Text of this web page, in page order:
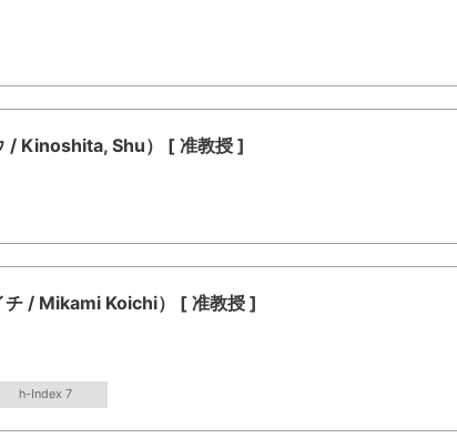
Kinoshita, Shu） [ 准教授 ]
/ Mikami Koichi） [ 准教授 ]
h-Index 7